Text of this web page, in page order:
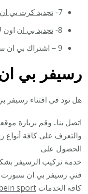
7- تجديد كرت بي
8- تجديد بي ان اون
9 – اشتراك بي ان سبورت اليرموك .
رسيفر بي
هل تود في اقتناء
اتصل بنا.. وقم بزيارة
والتعرف على كافة
الحصول على
خدمة تركيب الرسيفر
فني رسيفر بي ان سبورت
كافة الخدماتsport